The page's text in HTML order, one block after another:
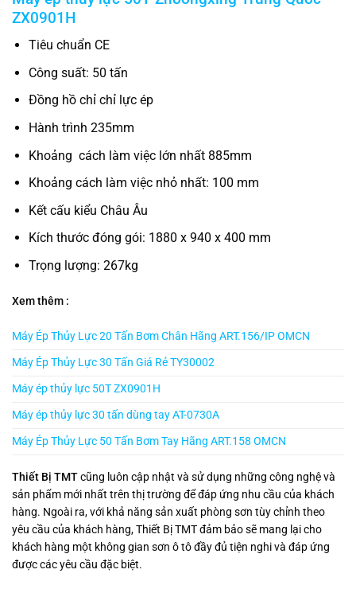
ZX0901H
Tiêu chuẩn CE
Công suất: 50 tấn
Đồng hồ chỉ chỉ lực ép
Hành trình 235mm
Khoảng cách làm việc lớn nhất 885mm
Khoảng cách làm việc nhỏ nhất: 100 mm
Kết cấu kiểu Châu Âu
Kích thước đóng gói: 1880 x 940 x 400 mm
Trọng lượng: 267kg
Xem thêm :
Máy Ép Thủy Lực 20 Tấn Bơm Chân Hãng ART.156/IP OMCN
Máy Ép Thủy Lực 30 Tấn Giá Rẻ TY30002
Máy ép thủy lực 50T ZX0901H
Máy ép thủy lực 30 tấn dùng tay AT-0730A
Máy Ép Thủy Lực 50 Tấn Bơm Tay Hãng ART.158 OMCN
Thiết Bị TMTcũng luôn cập nhật và sử dụng những công nghệ và
sản phẩm mới nhất trên thị trường để đáp ứng nhu cầu của khách
hàng. Ngoài ra, với khả năng sản xuất phòng sơn tùy chỉnh theo
yêu cầu của khách hàng, Thiết Bị TMT đảm bảo sẽ mang lại cho
khách hàng một không gian sơn ô tô đầy đủ tiện nghi và đáp ứng
được các yêu cầu đặc biệt.